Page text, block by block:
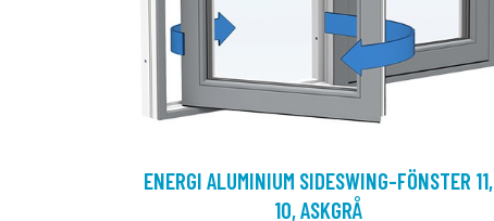
ENERGI ALUMINIUM SIDESWING-FÖNSTER 11,
10, ASKGRÅ